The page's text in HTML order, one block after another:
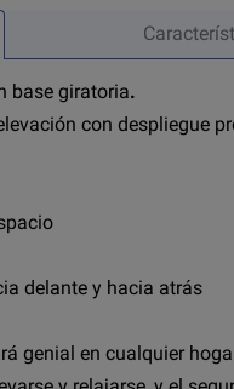
base giratoria.
con despliegue
delante y hacia atrás
genial en cualquier